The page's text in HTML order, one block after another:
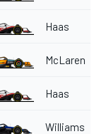
Haas
McLaren
Haas
Williams